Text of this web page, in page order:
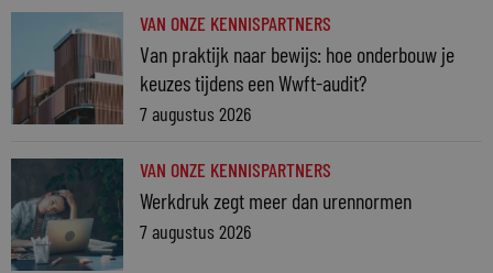
VAN ONZE KENNISPARTNERS
Van praktijk naar bewijs: hoe onderbouw je
keuzes tijdens een Wwft-audit?
7 augustus 2026
VAN ONZE KENNISPARTNERS
Werkdruk zegt meer dan urennormen
7 augustus 2026